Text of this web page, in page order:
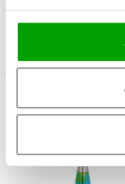
Lichtbron: 1x25Watt
Meer